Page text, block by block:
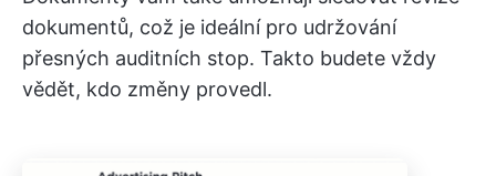
dokumentů, což je ideální pro udržování
přesných auditních stop. Takto budete vždy
vědět, kdo změny provedl.